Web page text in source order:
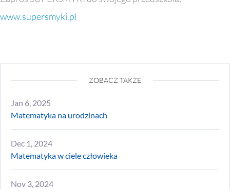
www.supersmyki.pl
ZOBACZ TAKŻE
Jan 6, 2025
Matematyka na urodzinach
Dec 1, 2024
Matematyka w ciele człowieka
Nov 3, 2024